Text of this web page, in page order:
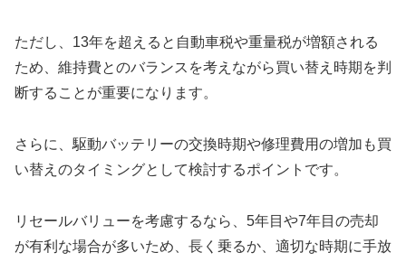
ただし、13年を超えると自動車税や重量税が増額される
ため、維持費とのバランスを考えながら買い替え時期を判
断することが重要になります。
さらに、駆動バッテリーの交換時期や修理費用の増加も買
い替えのタイミングとして検討するポイントです。
リセールバリューを考慮するなら、5年目や7年目の売却
が有利な場合が多いため、長く乗るか、適切な時期に手放